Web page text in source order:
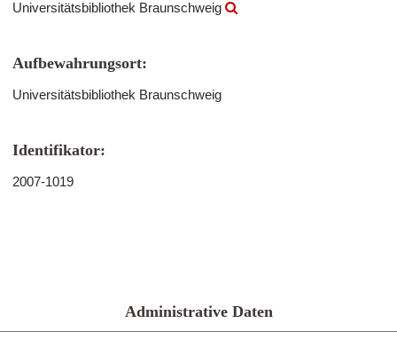
Universitätsbibliothek Braunschweig
Aufbewahrungsort:
Universitätsbibliothek Braunschweig
Identifikator:
2007-1019
Administrative Daten